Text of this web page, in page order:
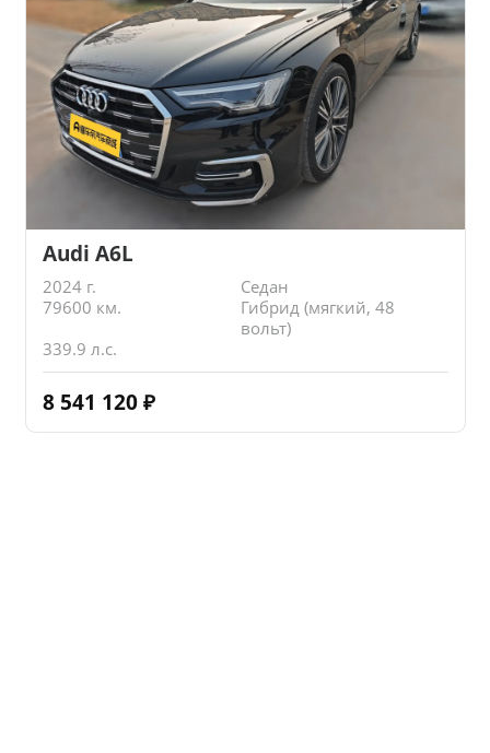
Audi A6L
2024 г.
Седан
79600 км.
Гибрид (мягкий, 48
вольт)
339.9 л.с.
8 541 120 ₽